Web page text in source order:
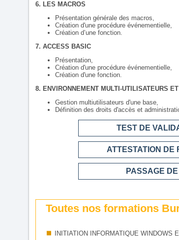
6. LES MACROS
Présentation générale des macros,
Création d'une procédure événementielle,
Création d’une fonction.
7. ACCESS BASIC
Présentation,
Création d'une procédure événementielle,
Création d'une fonction.
8. ENVIRONNEMENT MULTI-UTILISATEURS
Gestion multiutilisateurs d'une base,
Définition des droits d'accès et
TEST DE
ATTESTATION DE
PASSAGE
Toutes nos formations
INITIATION INFORMATIQUE WINDOWS